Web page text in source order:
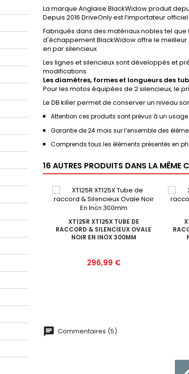
La marque Anglaise BlackWidow produit
Depuis 2016 DriveOnly est l’importateur
Fabriqués dans des matériaux nobles tel que
d'échappement BlackWidow offre le meilleur
en par silencieux
Les lignes et silencieux sont développés et
modifications.
Les diamètres, formes et longueurs des
Pour les motos équipées de 2 silencieux, le
Le DB killer permet de conserver un niveau
Attention ces produits sont prévus à un usage
Garantie de 24 mois sur l’ensemble des
Comprends tous les éléments présentés en
16 AUTRES PRODUITS DANS LA MÊME
XT125R XT125X TUBE DE
RACCORD & SILENCIEUX OVALE
NOIR EN INOX 300MM
Prix
296,99 €
Commentaires (5)